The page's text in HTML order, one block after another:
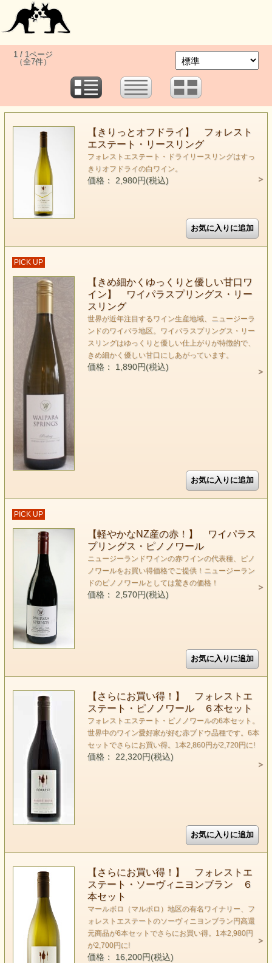
1 / 1ページ
（全7件）
【きりっとオフドライ】 フォレスト
エステート・リースリング
フォレストエステート・ドライリースリングはすっ
きりオフドライの白ワイン。
価格： 2,980円(税込)
PICK UP
【きめ細かくゆっくりと優しい甘口ワ
イン】 ワイパラスプリングス・リー
スリング
世界が近年注目するワイン生産地域、ニュージーラ
ンドのワイパラ地区。ワイパラスプリングス・リー
スリングはゆっくりと優しい仕上がりが特徴的で、
きめ細かく優しい甘口にしあがっています。
価格： 1,890円(税込)
PICK UP
【軽やかなNZ産の赤！】 ワイパラス
プリングス・ピノノワール
ニュージーランドワインの赤ワインの代表種、ピノ
ノワールをお買い得価格でご提供！ニュージーラン
ドのピノノワールとしては驚きの価格！
価格： 2,570円(税込)
【さらにお買い得！】 フォレストエ
ステート・ピノノワール ６本セット
フォレストエステート・ピノノワールの6本セット。
世界中のワイン愛好家が好む赤ブドウ品種です。6本
セットでさらにお買い得。1本2,860円が2,720円に!
価格： 22,320円(税込)
【さらにお買い得！】 フォレストエ
ステート・ソーヴィニヨンブラン ６
本セット
マールボロ（マルボロ）地区の有名ワイナリー、フ
ォレストエステートのソーヴィニヨンブラン円高還
元商品が6本セットでさらにお買い得。1本2,980円
が2,700円に!
価格： 16,200円(税込)